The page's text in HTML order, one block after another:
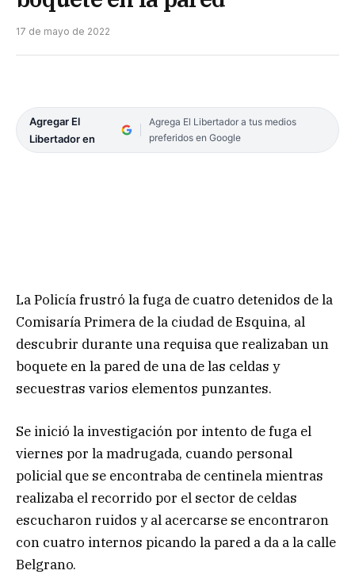
17 de mayo de 2022
Agregar El
Libertador en
Agrega El Libertador a tus medios
preferidos en Google
La Policía frustró la fuga de cuatro detenidos de la
Comisaría Primera de la ciudad de Esquina, al
descubrir durante una requisa que realizaban un
boquete en la pared de una de las celdas y
secuestras varios elementos punzantes.
Se inició la investigación por intento de fuga el
viernes por la madrugada, cuando personal
policial que se encontraba de centinela mientras
realizaba el recorrido por el sector de celdas
escucharon ruidos y al acercarse se encontraron
con cuatro internos picando la pared a da a la calle
Belgrano.